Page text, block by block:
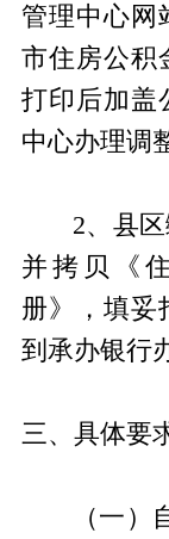
管理中心网
市住房公积
打印后加盖
中心办理调
2、县
并拷贝《
册》，填妥
到承办银行
三、具体要
（一）